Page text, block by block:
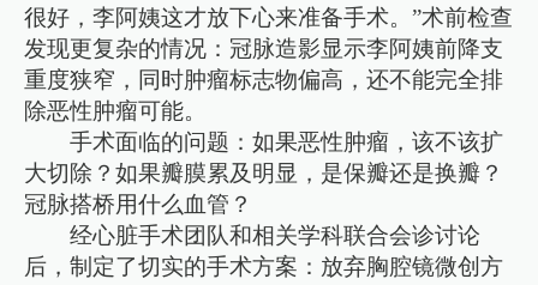
很好，李阿姨这才放下心来准备手术。”术前检查
发现更复杂的情况：冠脉造影显示李阿姨前降支
重度狭窄，同时肿瘤标志物偏高，还不能完全排
除恶性肿瘤可能。
手术面临的问题：如果恶性肿瘤，该不该扩
大切除？如果瓣膜累及明显，是保瓣还是换瓣？
冠脉搭桥用什么血管？
经心脏手术团队和相关学科联合会诊讨论
后，制定了切实的手术方案：放弃胸腔镜微创方